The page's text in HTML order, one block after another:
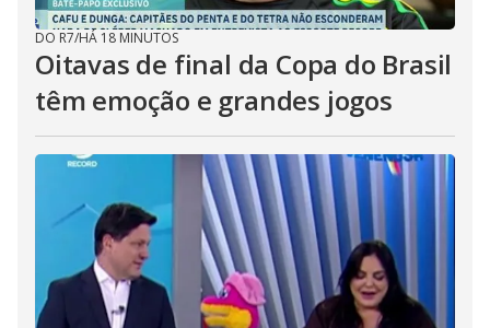
DO R7/HÁ 18 MINUTOS
Oitavas de final da Copa do Brasil
têm emoção e grandes jogos